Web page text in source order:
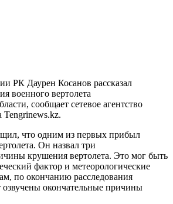
РК Даурен Косанов рассказал
военного вертолета
сообщает сетевое агентство
что одним из первых прибыл
Он назвал три
крушения вертолета. Это мог быть
фактор и метеорологические
по окончанию расследования
озвучены окончательные причины